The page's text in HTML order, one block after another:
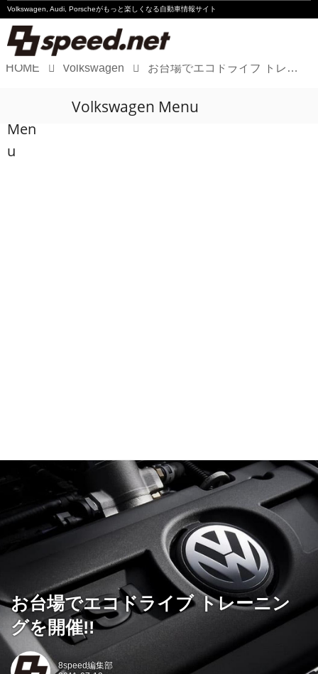
Volkswagen, Audi, Porscheがもっと楽しくなる自動車情報サイト
Audi
HOME Volkswagen お台場でエコドライブ トレーニングを開催!!
Men
u
Volkswagen Menu
お台場でエコドライブ トレーニン
グを開催!!
8speed編集部